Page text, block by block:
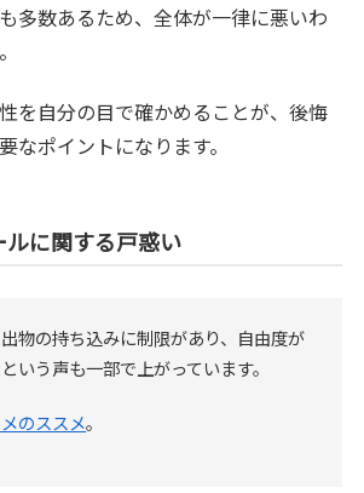
多数あるため、全体が一律に悪いわ
を自分の目で確かめることが、後悔
なポイントになります。
に関する戸惑い
物の持ち込みに制限があり、自由度が
いう声も一部で上がっています。
のススメ。